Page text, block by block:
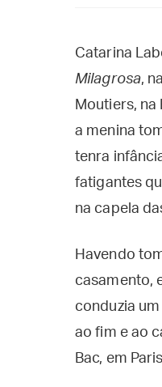
Catarina
Milagrosa,
Moutiers,
a menina
tenra
fatigantes
na capela
Havendo
casamento,
conduzia
ao fim e ao
Bac, em